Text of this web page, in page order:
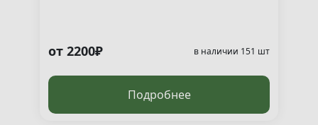
от 2200₽ в наличии 151 шт
Подробнее